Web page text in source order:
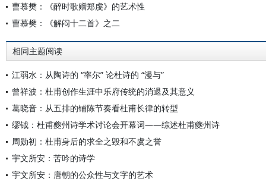
曹慕樊：《醉时歌赠郑虔》的艺术性
曹慕樊：《解闷十二首》之二
相同主题阅读
江弱水：从陶诗的 “率尔” 论杜诗的 “漫与”
曾祥波：杜甫创作生涯中乐府传统的消退及其意义
葛晓音：从五排的铺陈节奏看杜甫长律的转型
缪钺：杜甫夔州诗学术讨论会开幕词——综述杜甫夔州诗
周勋初：杜甫身后的求全之毁和不虞之誉
宇文所安：苦吟的诗学
宇文所安：唐朝的公众性与文字的艺术